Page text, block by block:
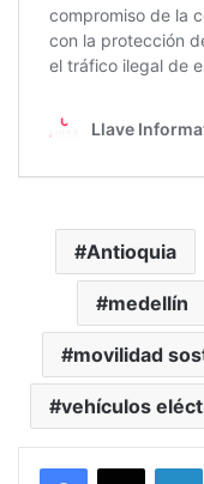
Antioquia
medellín
movilidad
vehículos